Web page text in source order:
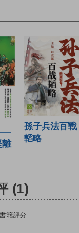
離
孫子兵法百戰
轁略
(1)
籍評分